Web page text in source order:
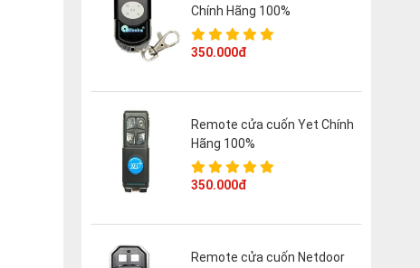
Chính Hãng 100%
350.000đ
Remote cửa cuốn Yet Chính
Hãng 100%
350.000đ
Remote cửa cuốn Netdoor